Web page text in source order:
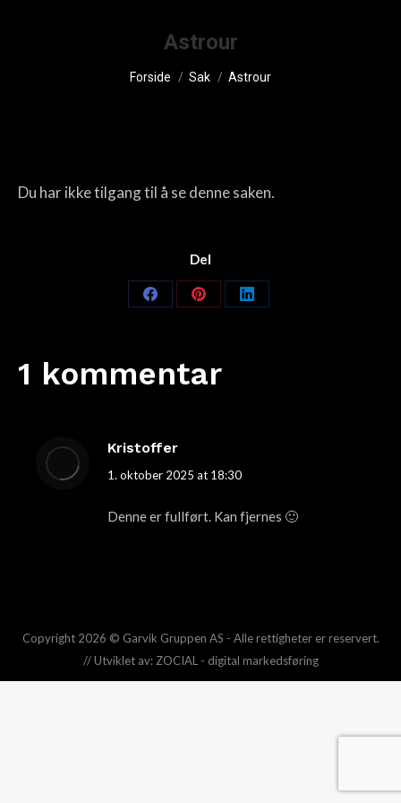
Astrour
You are here:
Forside Sak Astrour
Du har ikke tilgang til å se denne saken.
Del
Share
Facebook
Share
Share
1 kommentar
Kristoffer
says:
1. oktober 2025 at 18:30
Denne er fullført. Kan fjernes 🙂
Copyright 2026 © Garvik Gruppen AS - Alle rettigheter er reservert.
// Utviklet av: ZOCIAL - digital markedsføring